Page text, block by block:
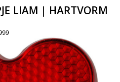
LIAM | HARTVORM